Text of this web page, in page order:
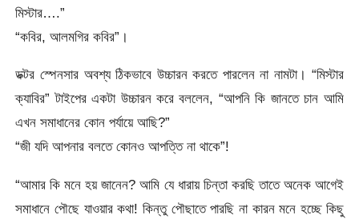
মিস্টার….”
“কবির, আলমগির কবির”।
ডক্টর স্পেনসার অবশ্য ঠিকভাবে উচ্চারন করতে পারলেন না নামটা। “মিস্টার
ক্যাবির” টাইপের একটা উচ্চারন করে বললেন, “আপনি কি জানতে চান আমি
এখন সমাধানের কোন পর্যায়ে আছি?”
“জী যদি আপনার বলতে কোনও আপত্তি না থাকে”!
“আমার কি মনে হয় জানেন? আমি যে ধারায় চিন্তা করছি তাতে অনেক আগেই
সমাধানে পৌছে যাওয়ার কথা! কিন্তু পৌছাতে পারছি না কারন মনে হচ্ছে কিছু